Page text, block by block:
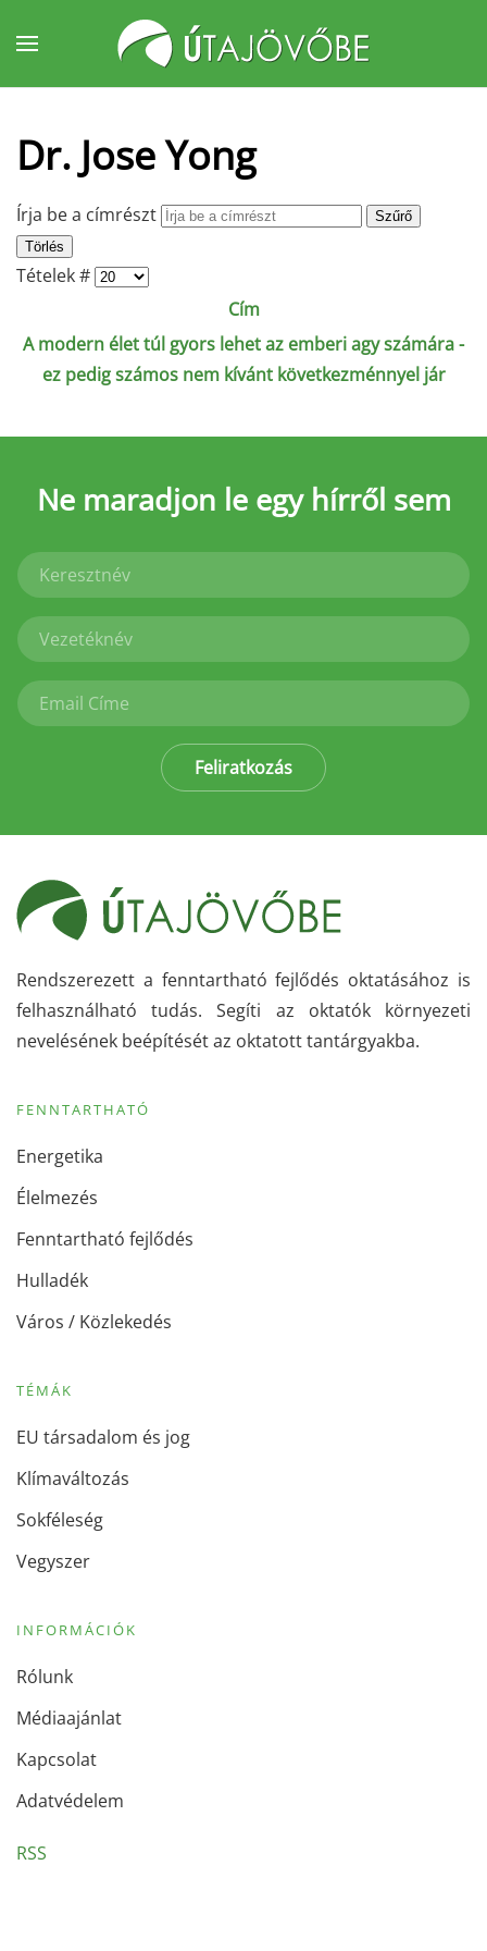
Fő tartalom átugrása
Dr. Jose Yong
Írja be a címrészt
Szűrő
Törlés
Tételek #
Cím
A modern élet túl gyors lehet az emberi agy számára -
ez pedig számos nem kívánt következménnyel jár
Ne maradjon le egy hírről sem
Feliratkozás
Rendszerezett a fenntartható fejlődés oktatásához is
felhasználható tudás. Segíti az oktatók környezeti
nevelésének beépítését az oktatott tantárgyakba.
FENNTARTHATÓ
Energetika
Élelmezés
Fenntartható fejlődés
Hulladék
Város / Közlekedés
TÉMÁK
EU társadalom és jog
Klímaváltozás
Sokféleség
Vegyszer
INFORMÁCIÓK
Rólunk
Médiaajánlat
Kapcsolat
Adatvédelem
RSS